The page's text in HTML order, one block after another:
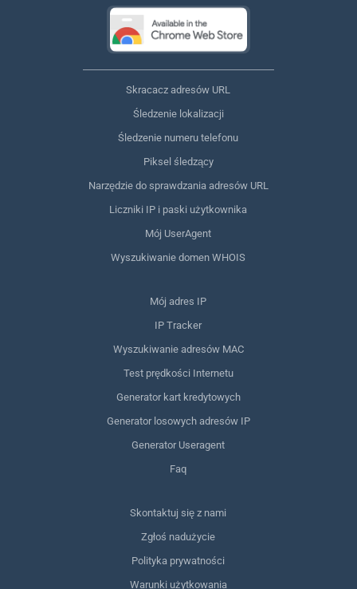
Skracacz adresów URL
Śledzenie lokalizacji
Śledzenie numeru telefonu
Piksel śledzący
Narzędzie do sprawdzania adresów URL
Liczniki IP i paski użytkownika
Mój UserAgent
Wyszukiwanie domen WHOIS
Mój adres IP
IP Tracker
Wyszukiwanie adresów MAC
Test prędkości Internetu
Generator kart kredytowych
Generator losowych adresów IP
Generator Useragent
Faq
Skontaktuj się z nami
Zgłoś nadużycie
Polityka prywatności
Warunki użytkowania